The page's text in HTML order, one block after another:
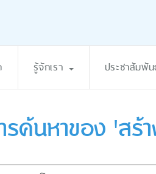
รู้จักเรา ประชาสัมพั
ค้นหาของ 'สร้า